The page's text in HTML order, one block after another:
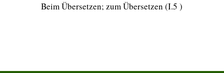
Beim Übersetzen; zum Übersetzen (I.5 )